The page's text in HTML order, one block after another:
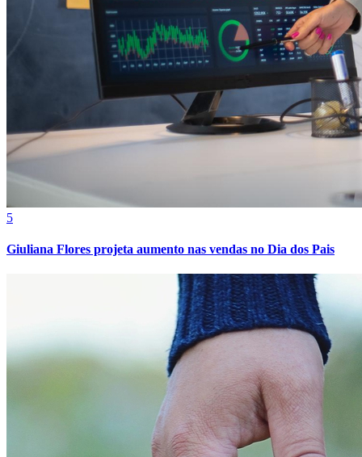
Bahia
5
Giuliana Flores projeta aumento nas vendas no Dia dos Pais